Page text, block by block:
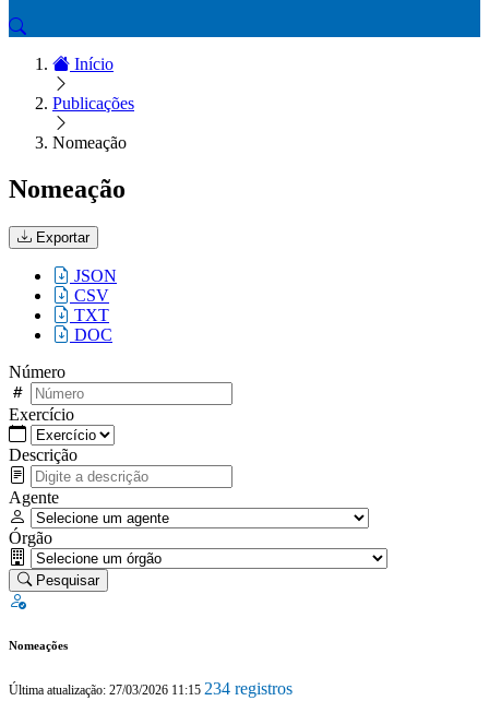
Início
Publicações
Nomeação
Nomeação
Exportar
JSON
CSV
TXT
DOC
Número
Exercício
Descrição
Agente
Órgão
Pesquisar
Nomeações
Última atualização: 27/03/2026 11:15 234 registros